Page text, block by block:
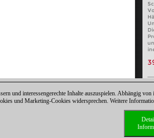
und interessengerechte Inhalte auszuspielen. Abhängig
und Marketing-Cookies widersprechen. Weitere